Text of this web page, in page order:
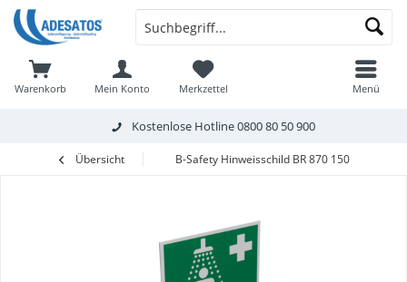
Kostenlose Hotline0800 80 50 900
Warenkorb Merkzettel
Mein Konto Menü
Übersicht B-Safety Hinweisschild BR 870 150